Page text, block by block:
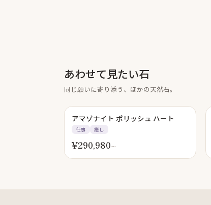
あわせて見たい石
同じ願いに寄り添う、ほかの天然石。
アマゾナイト ポリッシュ ハート
仕事 癒し
¥290,980〜